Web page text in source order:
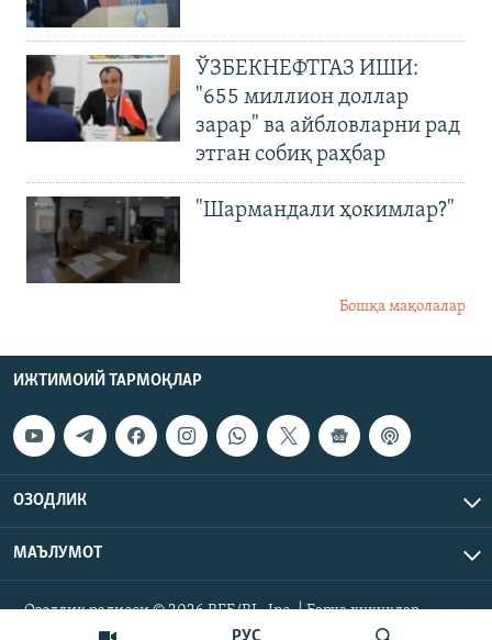
ЎЗБЕКНЕФТГАЗ ИШИ:
"655 миллион доллар
зарар" ва айбловларни рад
этган собиқ раҳбар
"Шармандали ҳокимлар?"
Бошқа мақолалар
ИЖТИМОИЙ ТАРМОҚЛАР
ОЗОДЛИК
МАЪЛУМОТ
Озодлик радиоси © 2026 RFE/RL, Inc. | Барча ҳуқуқлар
ҳимояланган.